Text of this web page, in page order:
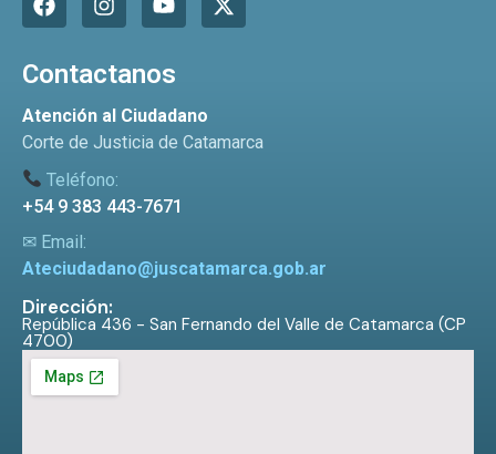
Contactanos
Atención al Ciudadano
Corte de Justicia de Catamarca
Teléfono:
+54 9 383 443-7671
✉ Email:
Ateciudadano@juscatamarca.gob.ar
Dirección:
República 436 - San Fernando del Valle de Catamarca (CP
4700)